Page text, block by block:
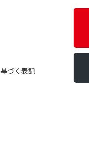
づく表記